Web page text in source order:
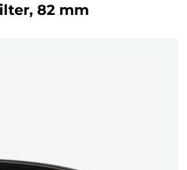
82 mm